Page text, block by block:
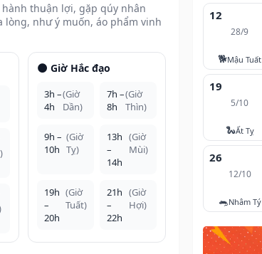
hành thuận lợi, gặp qúy nhân
lòng, như ý muốn, áo phẩm vinh
🌑 Giờ Hắc đạo
3h –
4h
(Giờ
Dần)
7h –
8h
(Giờ
Thìn)
9h –
10h
(Giờ
Tỵ)
13h
–
14h
(Giờ
Mùi)
19h
–
20h
(Giờ
Tuất)
21h
–
22h
(Giờ
Hợi)
12
28/9
🐕Mậu Tuất
19
5/10
🐍Ất Tỵ
26
12/10
🐀Nhâm Tý